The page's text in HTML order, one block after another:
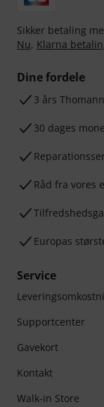
Sikker betaling
Nu, Klarna
Dine fordele
3 års
30 dages
Råd fra vores
Europas
Service
Supportcenter
Gavekort
Kontakt
Walk-in Store